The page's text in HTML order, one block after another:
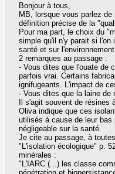
Bonjour à tous,
MB, lorsque vous parlez
définition précise de la
Pour ma part, le choix du
simple qu'il n'y parait si l'on
santé et sur l'environnement.
2 remarques au passage :
- Vous dites que l'ouate de
parfois vrai. Certains
ignifugeants. L'impact de
- Vous dites que la laine de
Il s'agit souvent de résines
Oliva indique que ces
utilisés à cause de leur
négligeable sur la santé.
Je cite au passage, à
"L'isolation écologique" p.
minérales :
"L'IARC (...) les classe